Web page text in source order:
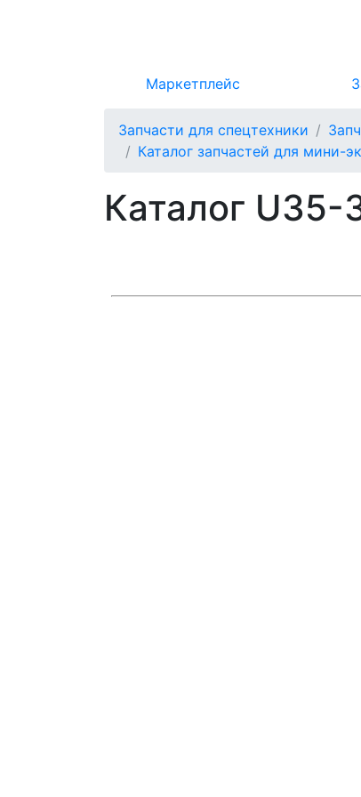
Маркетплейс
Запчасти для спецтехники
Каталог запчастей для мини-
Каталог U35-